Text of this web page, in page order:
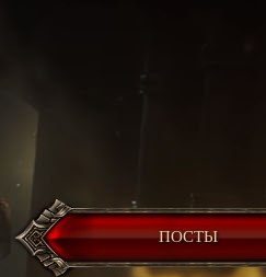
ПОСТЫ